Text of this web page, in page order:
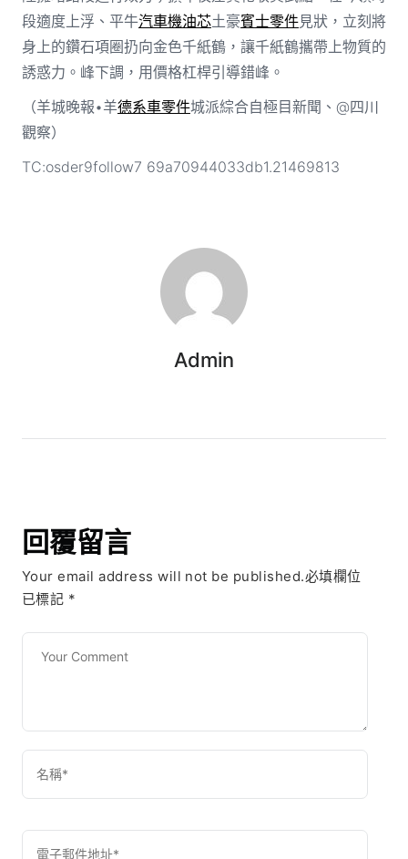
段適度上浮、平牛汽車機油芯土豪賓士零件見狀，立刻將
身上的鑽石項圈扔向金色千紙鶴，讓千紙鶴攜帶上物質的
誘惑力。峰下調，用價格杠桿引導錯峰。
（羊城晚報•羊德系車零件城派綜合自極目新聞、@四川
觀察）
TC:osder9follow7 69a70944033db1.21469813
Admin
回覆留言
Your email address will not be published.必填欄位
已標記 *